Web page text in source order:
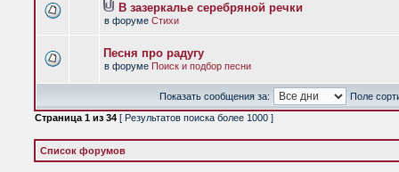
В зазеркалье серебряной речки
в форуме Стихи
Песня про радугу
в форуме Поиск и подбор песни
Показать сообщения за:
Поле
Страница 1 из 34 [ Результатов поиска более 1000 ]
Список форумов